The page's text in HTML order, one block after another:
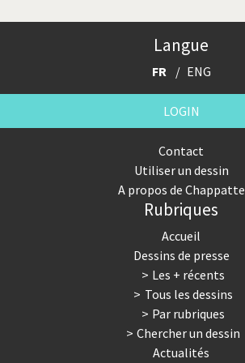
Langue
FR ENG
LOGIN
Contact
Utiliser un dessin
A propos de Chappatte
Rubriques
Accueil
Dessins de presse
Les + récents
Tous les dessins
Par rubriques
Chercher un dessin
Actualités